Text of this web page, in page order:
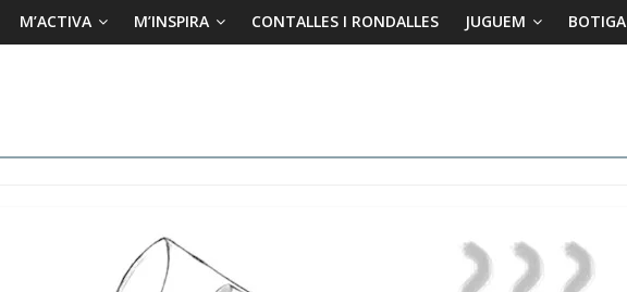
M’ACTIVA M’INSPIRA CONTALLES I RONDALLES JUGUEM BOTIGA